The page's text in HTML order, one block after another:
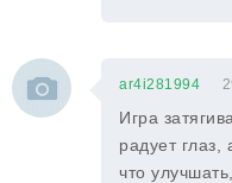
ar4i281994
Игра
радует глаз,
что